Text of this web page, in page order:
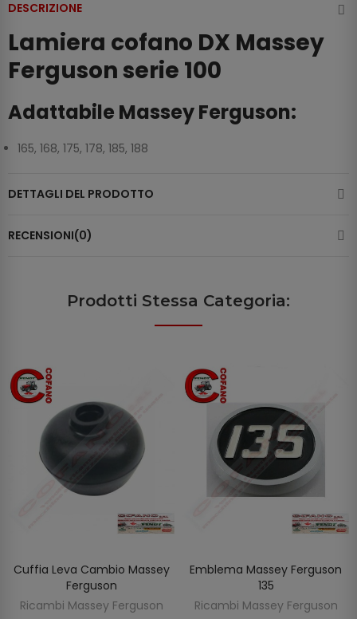
DESCRIZIONE
Lamiera cofano DX Massey
Ferguson serie 100
Adattabile Massey Ferguson:
165, 168, 175, 178, 185, 188
DETTAGLI DEL PRODOTTO
RECENSIONI(0)
Prodotti Stessa Categoria:
AGGIUNGI AL CARRELLO
Cuffia Leva Cambio Massey
Ferguson
Ricambi Massey Ferguson
AGGIUNGI AL CARRELLO
Emblema Massey Ferguson
135
Ricambi Massey Ferguson